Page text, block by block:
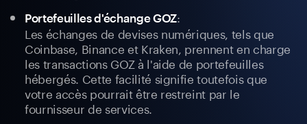
Portefeuilles d'échange GOZ:
Les échanges de devises numériques, tels que
Coinbase, Binance et Kraken, prennent en charge
les transactions GOZ à l'aide de portefeuilles
hébergés. Cette facilité signifie toutefois que
votre accès pourrait être restreint par le
fournisseur de services.